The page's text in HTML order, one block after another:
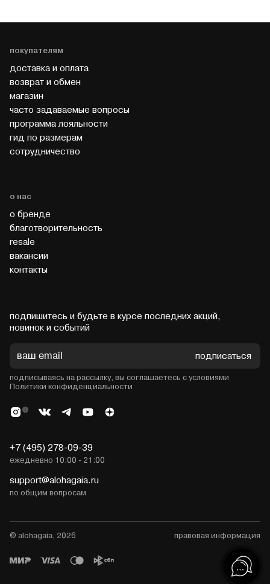
покупателям
доставка и оплата
возврат и обмен
магазин
часто задаваемые вопросы
программа лояльности
гид по размерам
cотрудничество
о нас
о бренде
благотворительность
resale
вакансии
контакты
+7 (495) 278-09-39
ежедневно 10:00 - 21:00
support@alohagaia.ru
по общим вопросам
подпишитесь и будьте в курсе последних акций,
новинок и событий
подписаться
подписываясь на рассылку, вы соглашаетесь с условиями
Политики конфиденциальности
© alohagaia, 2026 правовая информация